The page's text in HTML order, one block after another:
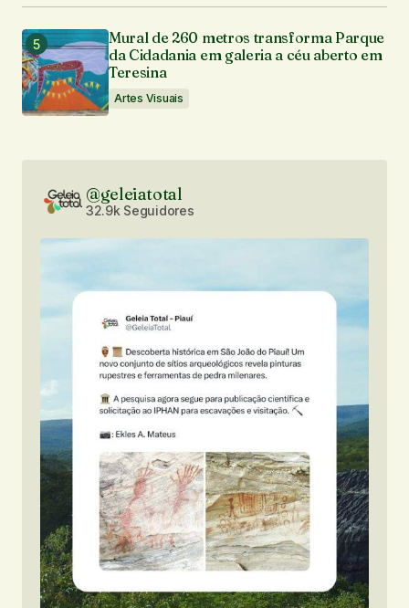
Mural de 260 metros transforma Parque
da Cidadania em galeria a céu aberto em
Teresina
Artes Visuais
@geleiatotal
32.9k Seguidores